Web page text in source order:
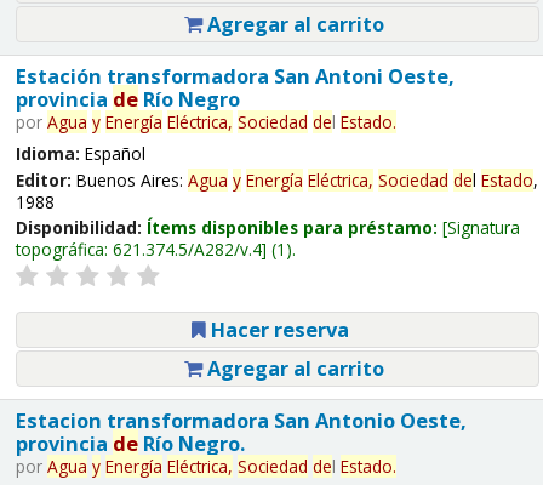
Agregar al carrito
Estación transformadora San Antoni Oeste,
provincia deRío Negro
por Agua y Energía Eléctrica, Sociedad del Estado.
Idioma: Español
Editor: Buenos Aires: Agua y Energía Eléctrica, Sociedad del Estado,
1988
Disponibilidad: Ítems disponibles para préstamo: Signatura
topográfica: 621.374.5/A282/v.4 (1).
Hacer reserva
Agregar al carrito
Estacion transformadora San Antonio Oeste,
provincia deRío Negro.
por Agua y Energía Eléctrica, Sociedad del Estado.